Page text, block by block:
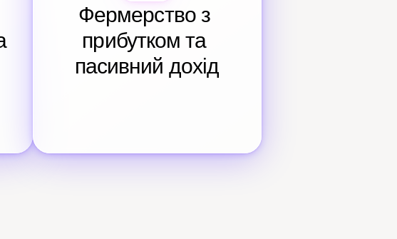
Фермерство з
прибутком та
пасивний дохід